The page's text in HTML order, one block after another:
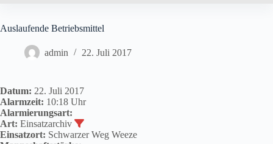
Auslaufende Betriebsmittel
admin 22. Juli 2017
Datum: 22. Juli 2017
Alarmzeit: 10:18 Uhr
Alarmierungsart:
Art: Einsatzarchiv
Einsatzort: Schwarzer Weg Weeze